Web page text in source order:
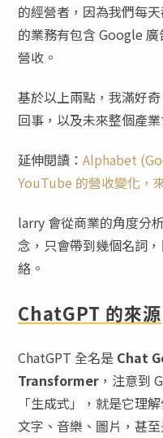
的經營者，因為我們每
的業務有包含 Google
營收。
基於以上兩點，我滿好
回事，以及未來整個產
延伸閱讀： Alphabet
YouTube 的營收變化，
larry 會從商業的角度分
念，只會帶到幾個名詞
絡。
ChatGPT 的來源
ChatGPT 全名是 Chat
Transformer，注意到
「生成式」，就是它理
文字、音樂、圖片，甚